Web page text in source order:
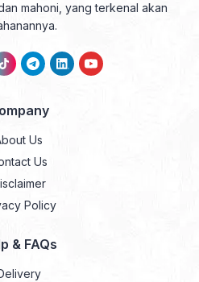
mahoni, yang terkenal akan
Us
Us
Policy
& FAQs